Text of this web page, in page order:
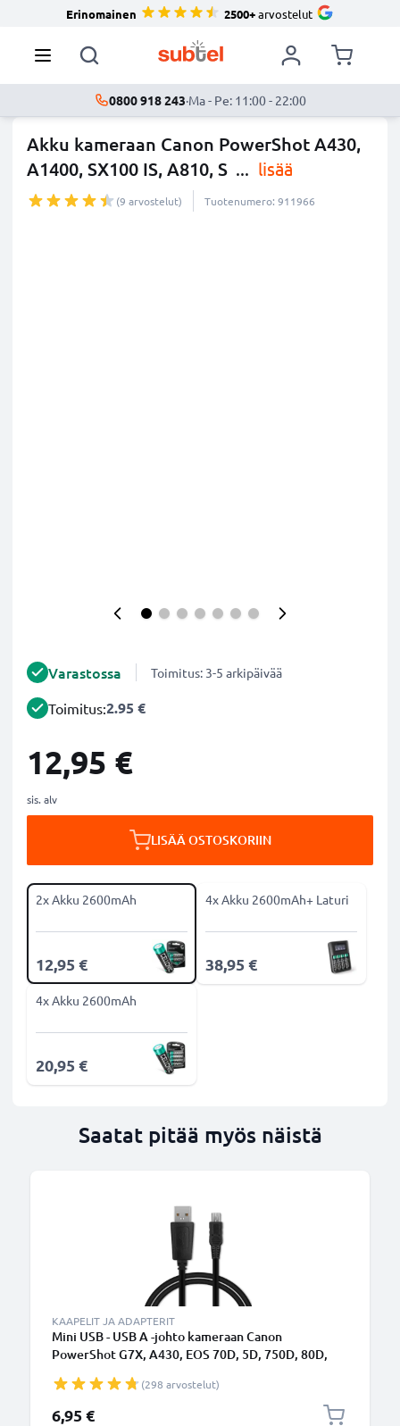
Erinomainen 2500+arvostelut
0800 918 243·Ma - Pe: 11:00 - 22:00
Akku kameraan Canon PowerShot A430,
A1400, SX100 IS, A810, S ... lisää
(9 arvostelut) Tuotenumero: 911966
Varastossa Toimitus: 3-5 arkipäivää
Toimitus:2.95 €
12,95 €
sis. alv
LISÄÄ OSTOSKORIIN
2x Akku 2600mAh
12,95 €
4x Akku 2600mAh+ Laturi
38,95 €
4x Akku 2600mAh
20,95 €
Saatat pitää myös näistä
KAAPELIT JA ADAPTERIT
Mini USB - USB A -johto kameraan Canon
PowerShot G7X, A430, EOS 70D, 5D, 750D, 80D,
nopea 1A, PVC-kamerajohto IFC-200U IFC-400PCU
IFC-500U, tuotemerkiltä CELLONIC
(298 arvostelut)
6,95 €